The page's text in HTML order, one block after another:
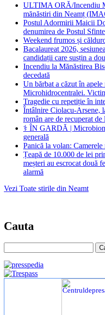
ULTIMA ORĂ/Incendiu
mănăstiri din Neamț
Postul Adormirii Maicii
denumirea de Postul
Weekend frumos și
Bacalaureat 2026,
candidații care susțin a
Incendiu la Mănăstirea
decedată
Un bărbat a căzut în
Microhidrocentralei.
Tragedie cu repetiție în
Întâlnire Ciolacu-Arsene,
român are de recuperat
⚕️ ÎN GARDĂ |
generală
Panică la volan: Camerele
Țeapă de 10.000 de lei
meșteri au escrocat două
alarmă
Vezi Toate stirile din Neamt
Cauta